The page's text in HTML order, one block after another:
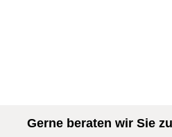
Gerne beraten wir Sie